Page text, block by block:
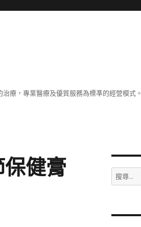
療，專業醫療及優質服務為標凖的經營模式。
健膏
搜
尋
字: